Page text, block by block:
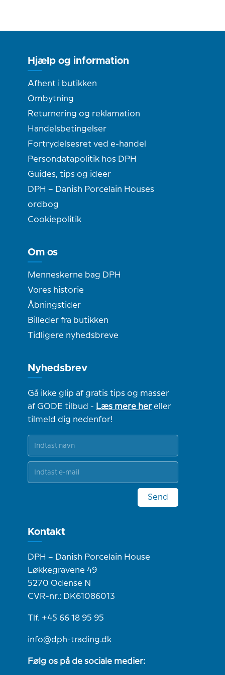
Hjælp og information
Afhent i butikken
Ombytning
Returnering og reklamation
Handelsbetingelser
Fortrydelsesret ved e-handel
Persondatapolitik hos DPH
Guides, tips og ideer
DPH – Danish Porcelain Houses
ordbog
Cookiepolitik
Om os
Menneskerne bag DPH
Vores historie
Åbningstider
Billeder fra butikken
Tidligere nyhedsbreve
Nyhedsbrev
Gå ikke glip af gratis tips og masser
af GODE tilbud - Læs mere hereller
tilmeld dig nedenfor!
Send
Kontakt
DPH – Danish Porcelain House
Løkkegravene 49
5270 Odense N
CVR-nr.: DK61086013
Tlf. +45 66 18 95 95
info@dph-trading.dk
Følg os på de sociale medier: